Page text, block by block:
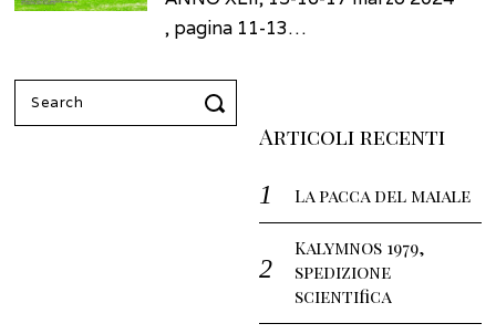
, pagina 11-13…
Search
for:
Articoli recenti
La pacca del maiale
Kalymnos 1979,
spedizione
scientifica